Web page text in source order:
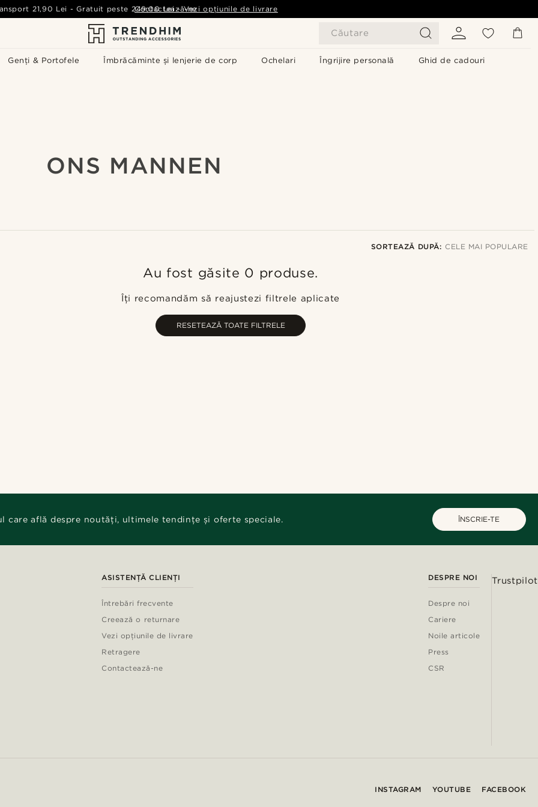
Căutare
Genți & Portofele Îmbrăcăminte și lenjerie de corp Ochelari Îngrijire personală Ghid de cadouri
21,90 Lei -Gratuit peste 249,00 Lei - Vezi opțiunile de livrare
Contactează-ne
ONS MANNEN
SORTEAZĂ DUPĂ: CELE MAI POPULARE
Au fost găsite 0 produse.
Îți recomandăm să reajustezi filtrele aplicate
RESETEAZĂ TOATE FILTRELE
care află despre noutăți, ultimele tendințe și oferte speciale. ÎNSCRIE-TE
ASISTENȚĂ CLIENȚI
Întrebări frecvente
Creează o returnare
Vezi opțiunile de livrare
Retragere
Contactează-ne
DESPRE NOI
Despre noi
Cariere
Noile articole
Press
CSR
Trustpilot
INSTAGRAM YOUTUBE FACEBOOK